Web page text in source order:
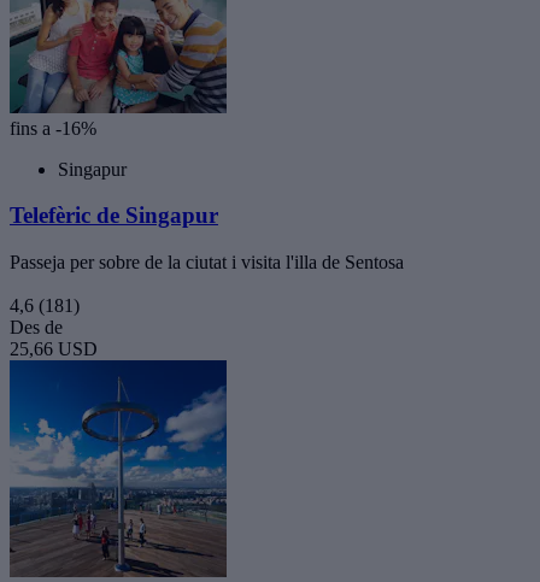
fins a -16%
Singapur
Telefèric de Singapur
Passeja per sobre de la ciutat i visita l'illa de Sentosa
4,6 (181)
Des de
25,66 USD